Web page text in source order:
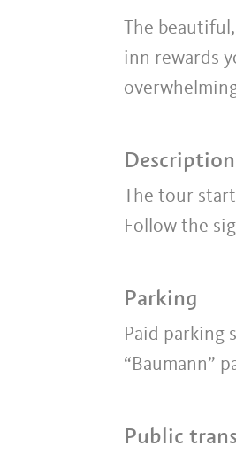
The
inn rewards
The tour
Follow the
Parking
Paid parking
“Baumann”
Public